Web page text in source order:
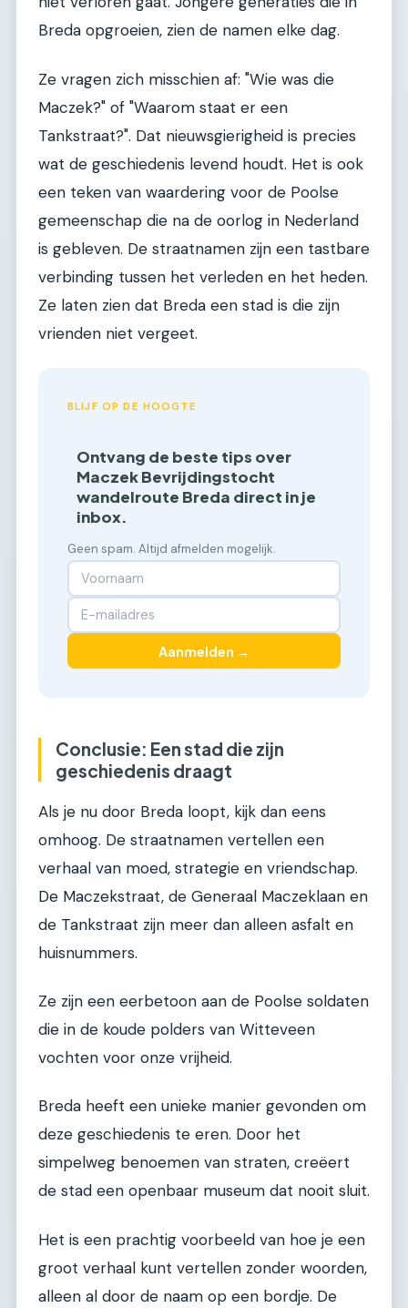
Breda opgroeien, zien de namen elke dag.
Ze vragen zich misschien af: "Wie was die
Maczek?" of "Waarom staat er een
Tankstraat?". Dat nieuwsgierigheid is precies
wat de geschiedenis levend houdt. Het is ook
een teken van waardering voor de Poolse
gemeenschap die na de oorlog in Nederland
is gebleven. De straatnamen zijn een tastbare
verbinding tussen het verleden en het heden.
Ze laten zien dat Breda een stad is die zijn
vrienden niet vergeet.
BLIJF OP DE HOOGTE
Ontvang de beste tips over
Maczek Bevrijdingstocht
wandelroute Breda direct in je
inbox.
Geen spam. Altijd afmelden mogelijk.
Aanmelden →
Conclusie: Een stad die zijn
geschiedenis draagt
Als je nu door Breda loopt, kijk dan eens
omhoog. De straatnamen vertellen een
verhaal van moed, strategie en vriendschap.
De Maczekstraat, de Generaal Maczeklaan en
de Tankstraat zijn meer dan alleen asfalt en
huisnummers.
Ze zijn een eerbetoon aan de Poolse soldaten
die in de koude polders van Witteveen
vochten voor onze vrijheid.
Breda heeft een unieke manier gevonden om
deze geschiedenis te eren. Door het
simpelweg benoemen van straten, creëert
de stad een openbaar museum dat nooit sluit.
Het is een prachtig voorbeeld van hoe je een
groot verhaal kunt vertellen zonder woorden,
alleen al door de naam op een bordje. De